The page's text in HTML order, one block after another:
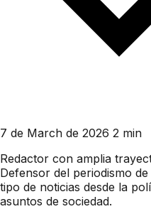
7 de March de 2026 2 min
Redactor con amplia
Defensor del periodismo
tipo de noticias desde la
asuntos de sociedad.